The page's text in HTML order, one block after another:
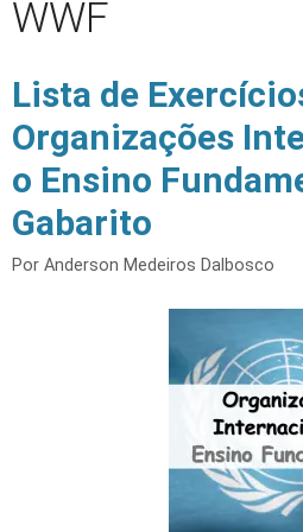
WWF
Lista de
Organizações
o Ensino
Gabarito
Por Anderson Medeiros Dalbosco